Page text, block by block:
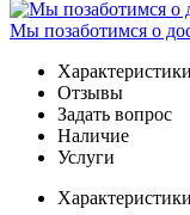
Мы позаботимся о
Характеристики
Отзывы
Задать вопрос
Наличие
Услуги
Характеристики